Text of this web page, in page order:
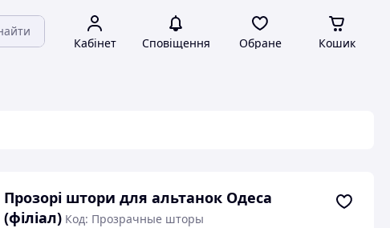
Кабінет Сповіщення Обране Кошик
Прозорі штори для альтанок Одеса
(філіал) Код: Прозрачные шторы